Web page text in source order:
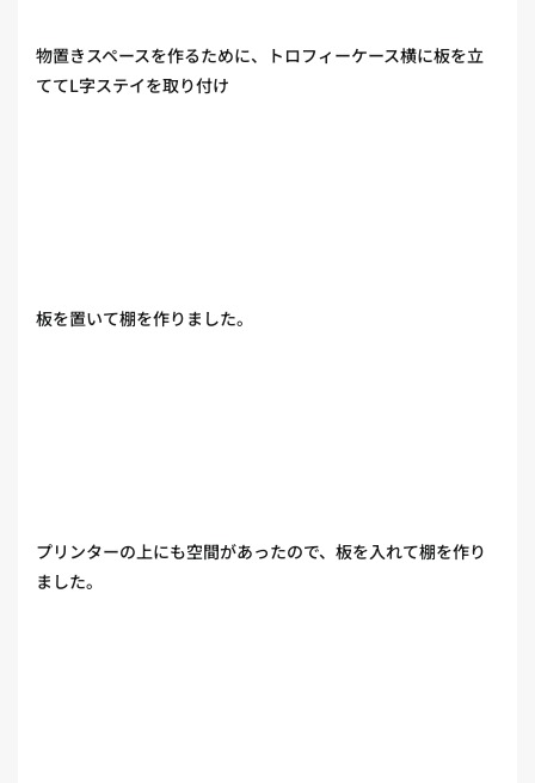
物置きスペースを作るために、トロフィーケース横に板を立
ててL字ステイを取り付け
板を置いて棚を作りました。
プリンターの上にも空間があったので、板を入れて棚を作り
ました。